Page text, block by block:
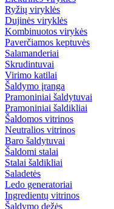
Ryžių viryklės
Dujinės viryklės
Kombinuotos virykės
Paverčiamos keptuvės
Salamanderiai
Skrudintuvai
Virimo katilai
Šaldymo įranga
Pramoniniai šaldytuvai
Pramoniniai šaldikliai
Šaldomos vitrinos
Neutralios vitrinos
Baro šaldytuvai
Šaldomi stalai
Stalai šaldikliai
Saladetės
Ledo generatoriai
Ingredientų vitrinos
Šaldymo dežės